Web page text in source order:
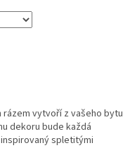
vytvoří z vašeho bytu
dekoru bude každá
spletitými